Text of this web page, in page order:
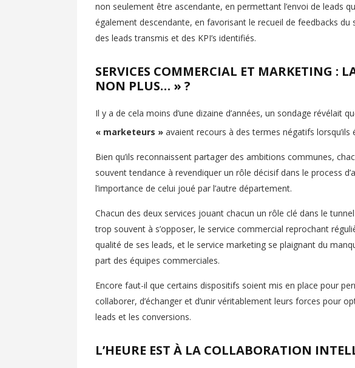
non seulement être ascendante, en permettant l’envoi de leads
également descendante, en favorisant le recueil de feedbacks
des leads transmis et des KPI’s identifiés.
SERVICES COMMERCIAL ET MARKETING :
NON PLUS… » ?
Il y a de cela moins d’une dizaine d’années, un sondage révélait
« marketeurs » avaient recours à des termes négatifs
Bien qu’ils reconnaissent partager des ambitions communes,
souvent tendance à revendiquer un rôle décisif dans le process
l’importance de celui joué par l’autre département.
Chacun des deux services jouant chacun un rôle clé dans le
trop souvent à s’opposer, le service commercial reprochant
qualité de ses leads, et le service marketing se plaignant du
part des équipes commerciales.
Encore faut-il que certains dispositifs soient mis en place pour
collaborer, d’échanger et d’unir véritablement leurs forces pour
leads et les conversions.
L’HEURE EST À LA COLLABORATION